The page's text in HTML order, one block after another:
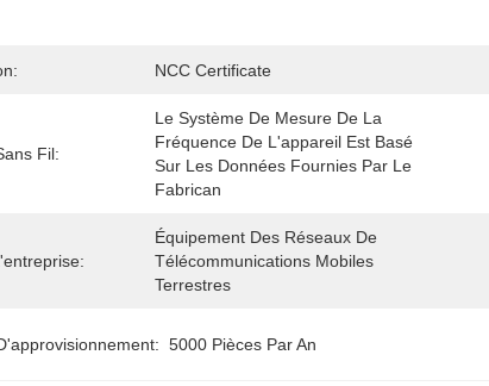
NCC Certificate
Fil:
Le Système De Mesure De La
Fréquence De L'appareil Est Basé
Sur Les Données Fournies Par Le
Fabrican
Équipement Des Réseaux De
Télécommunications Mobiles
Terrestres
5000 Pièces Par An